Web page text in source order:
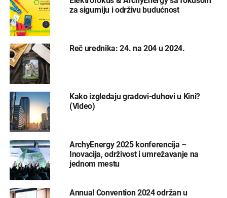
za sigurniju i održivu budućnost
Reč urednika: 24. na 204 u 2024.
Kako izgledaju gradovi-duhovi u Kini?
(Video)
ArchyEnergy 2025 konferencija –
Inovacija, održivost i umrežavanje na
jednom mestu
Annual Convention 2024 održan u